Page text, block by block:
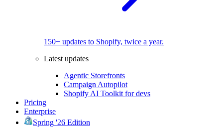
150+ updates to Shopify, twice a year.
Latest updates
Agentic Storefronts
Campaign Autopilot
Shopify AI Toolkit for devs
Pricing
Enterprise
Spring '26 Edition